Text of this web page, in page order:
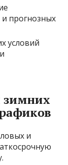
прогнозных
условий
зимних
и